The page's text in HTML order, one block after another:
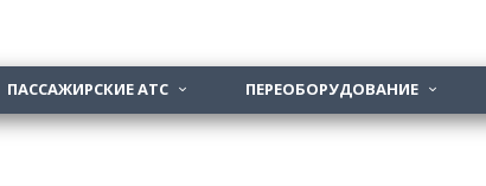
ПАССАЖИРСКИЕ АТС  ПЕРЕОБОРУДОВАНИЕ 